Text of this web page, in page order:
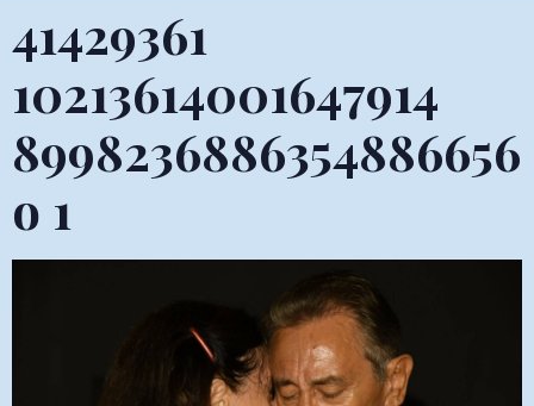
41429361
10213614001647914
8998236886354886656
o 1